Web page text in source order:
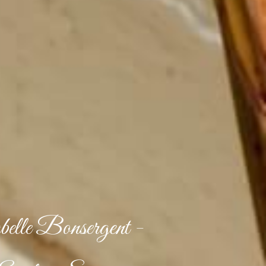
Bonsergent-